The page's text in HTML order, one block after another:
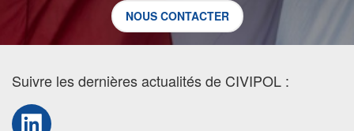
NOUS CONTACTER
Suivre les dernières actualités de CIVIPOL :
LinkedIn